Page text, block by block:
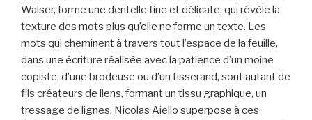
Walser, forme une dentelle fine et délicate, qui révèle la
texture des mots plus qu’elle ne forme un texte. Les
mots qui cheminent à travers tout l’espace de la feuille,
dans une écriture réalisée avec la patience d’un moine
copiste, d’une brodeuse ou d’un tisserand, sont autant de
fils créateurs de liens, formant un tissu graphique, un
tressage de lignes. Nicolas Aiello superpose à ces